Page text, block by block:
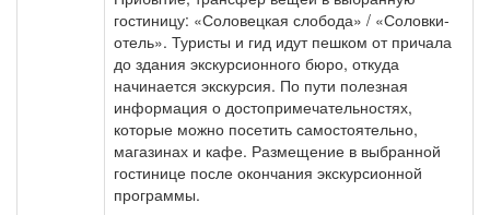
гостиницу: «Соловецкая слобода» / «Соловки-
отель». Туристы и гид идут пешком от причала
до здания экскурсионного бюро, откуда
начинается экскурсия. По пути полезная
информация о достопримечательностях,
которые можно посетить самостоятельно,
магазинах и кафе. Размещение в выбранной
гостинице после окончания экскурсионной
программы.